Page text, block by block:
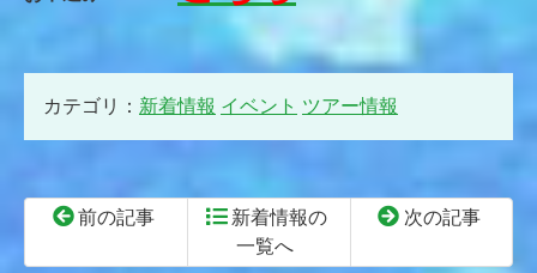
カテゴリ： 新着情報 イベント ツアー情報
前の記事
新着情報の
一覧へ
次の記事